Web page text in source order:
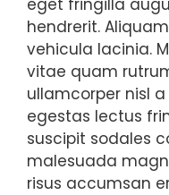
eget fringilla
hendrerit.
vehicula lacinia.
vitae quam
ullamcorper nisl
egestas lectus
suscipit sodales
malesuada
risus accumsan